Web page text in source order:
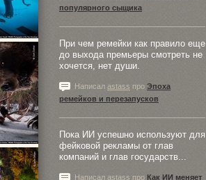
популярного сыщика
При чем ремейки как правило еще
до выхода премьеры смотреть не
хочется, нет души.
Написал astass про Эпоха
ремейков и перезапусков
Пока ИИ успешно используют для
фейковой рекламы от глав
компаний и глав государств...
Написал astass про Как ИИ меняет